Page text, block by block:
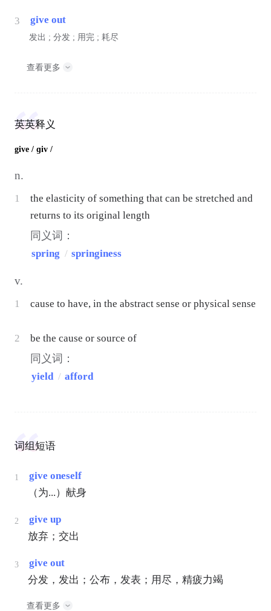
3 give out
发出 ; 分发 ; 用完 ; 耗尽
查看更多
英英释义
give / ɡiv /
n.
1
the elasticity of something that can be stretched and
returns to its original length
同义词：
spring / springiness
v.
1 cause to have, in the abstract sense or physical sense
2 be the cause or source of
同义词：
yield/ afford
词组短语
1
give oneself
（为...）献身
2
give up
放弃；交出
3
give out
分发，发出；公布，发表；用尽，精疲力竭
查看更多